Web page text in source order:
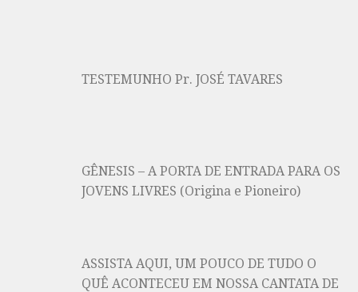
TESTEMUNHO Pr. JOSÉ TAVARES
GÊNESIS – A PORTA DE ENTRADA PARA OS
JOVENS LIVRES (Origina e Pioneiro)
ASSISTA AQUI, UM POUCO DE TUDO O
QUÊ ACONTECEU EM NOSSA CANTATA DE